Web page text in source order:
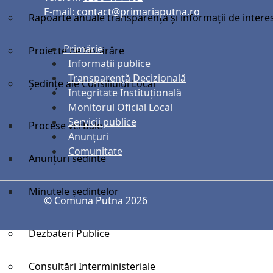
Rapoarte anuale transparență și informații de
Proiecte de hotărâre
Ședințe ale Consiliului Local
Procese verbale
Anunțuri sedinte
Minutele ședințelor
Dezbateri Publice
Consultări Interministeriale
E-mail: contact@primariaputna.ro
Primărie
Informații publice
Transparență Decizională
Integritate Instituțională
Monitorul Oficial Local
Servicii publice
Anunțuri
Comunitate
© Comuna Putna 2026